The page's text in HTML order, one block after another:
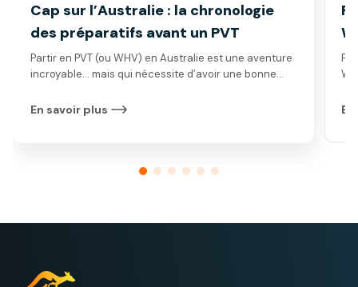
Cap sur l’Australie : la chronologie
des préparatifs avant un PVT
Partir en PVT (ou WHV) en Australie est une aventure
incroyable… mais qui nécessite d’avoir une bonne
savoir par où commencer. Par quel bout prendre
attendre les dernières semaines.
En savoir plus